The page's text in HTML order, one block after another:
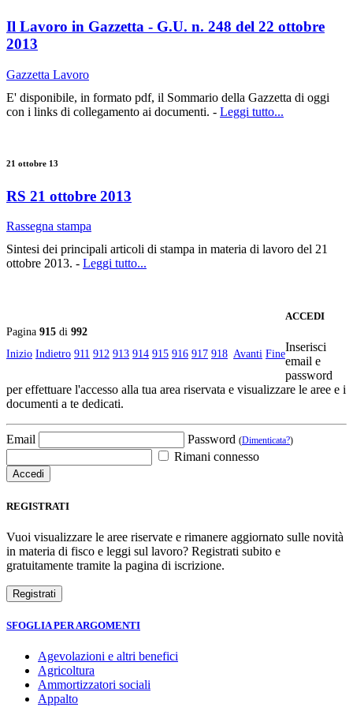
Il Lavoro in Gazzetta - G.U. n. 248 del 22 ottobre
2013
Gazzetta Lavoro
E' disponibile, in formato pdf, il Sommario della Gazzetta di oggi
con i links di collegamento ai documenti. - Leggi tutto...
21 ottobre 13
RS 21 ottobre 2013
Rassegna stampa
Sintesi dei principali articoli di stampa in materia di lavoro del 21
ottobre 2013. - Leggi tutto...
Pagina 915 di 992
Inizio Indietro 911 912 913 914 915 916 917 918 Avanti Fine
ACCEDI
Inserisci
email e
password
per effettuare l'accesso alla tua area riservata e visualizzare le aree e i
documenti a te dedicati.
Email Password (Dimenticata?)
Rimani connesso
REGISTRATI
Vuoi visualizzare le aree riservate e rimanere aggiornato sulle novità
in materia di fisco e leggi sul lavoro? Registrati subito e
gratuitamente tramite la pagina di iscrizione.
SFOGLIA PER ARGOMENTI
Agevolazioni e altri benefici
Agricoltura
Ammortizzatori sociali
Appalto